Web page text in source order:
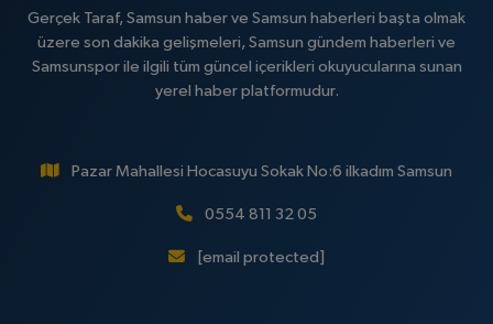
Gerçek Taraf, Samsun haber ve Samsun haberleri başta olmak
üzere son dakika gelişmeleri, Samsun gündem haberleri ve
Samsunspor ile ilgili tüm güncel içerikleri okuyucularına sunan
yerel haber platformudur.
Pazar Mahallesi Hocasuyu Sokak No:6 ilkadım Samsun
0554 811 32 05
[email protected]